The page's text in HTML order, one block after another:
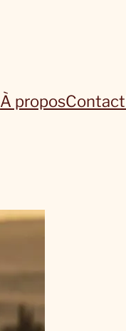
À proposContact